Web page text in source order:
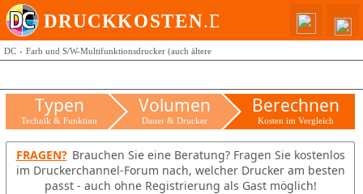
DC Farb und S/W-Multifunktionsdrucker (auch ältere
Typen
Technik & Funktion
Volumen
Dauer & Drucker
Berechnen
Kosten im Vergleich
FRAGEN? Brauchen Sie eine Beratung? Fragen Sie kostenlos
im Druckerchannel-Forum nach, welcher Drucker am besten
passt - auch ohne Registrierung als Gast möglich!